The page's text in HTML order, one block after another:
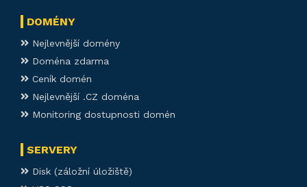
DOMÉNY
Nejlevnější domény
Doména zdarma
Ceník domén
Nejlevnější .CZ doména
Monitoring dostupnosti domén
SERVERY
Disk (záložní úložiště)